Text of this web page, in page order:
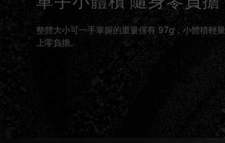
整體大小可一手掌握的重量僅有 97g，小體積輕
上零負擔。